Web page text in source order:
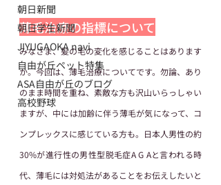
朝日新聞
朝日学生新聞
JIYUGAOKA navi
自由が丘ペット特集
ASA自由が丘のブログ
高校野球
薄毛治療の指標について
みなさま、髪の毛の変化を感じることはあります
か。今回は、薄毛治療についてです。勿論、あり
のまま時間を重ね、素敵な方も沢山いらっしゃい
ますが、中には加齢に伴う薄毛が気になって、コ
ンプレックスに感じている方も。日本人男性の約
30%が進行性の男性型脱毛症A G Aと言われる時
代、薄毛には対処法があることをお伝えしたいと